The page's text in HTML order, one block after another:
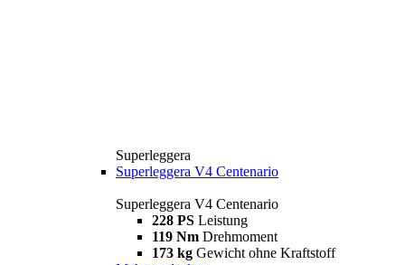
Superleggera
Superleggera V4 Centenario
Superleggera V4 Centenario
228 PS Leistung
119 Nm Drehmoment
173 kg Gewicht ohne Kraftstoff